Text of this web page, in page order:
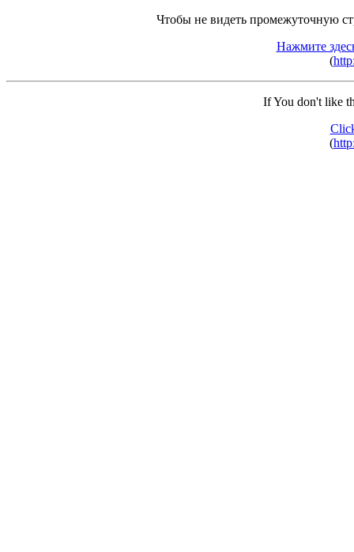
Чтобы не видеть промежуточную
Нажмите
(
If You don't like
(